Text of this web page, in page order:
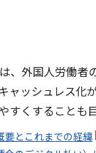
、外国人労働
ャッシュレス化
すくすることも
要とこれまでの経緯